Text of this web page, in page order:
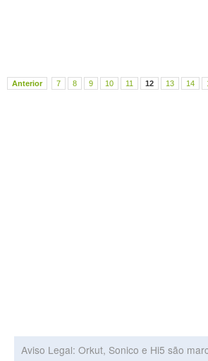
Anterior 7 8 9 10 11 12 13 14
Aviso Legal: Orkut, Sonico e Hi5 são